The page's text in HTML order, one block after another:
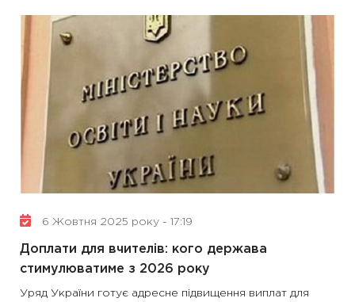
6 Жовтня 2025 року - 17:19
Доплати для вчителів: кого держава
стимулюватиме з 2026 року
Уряд України готує адресне підвищення виплат для